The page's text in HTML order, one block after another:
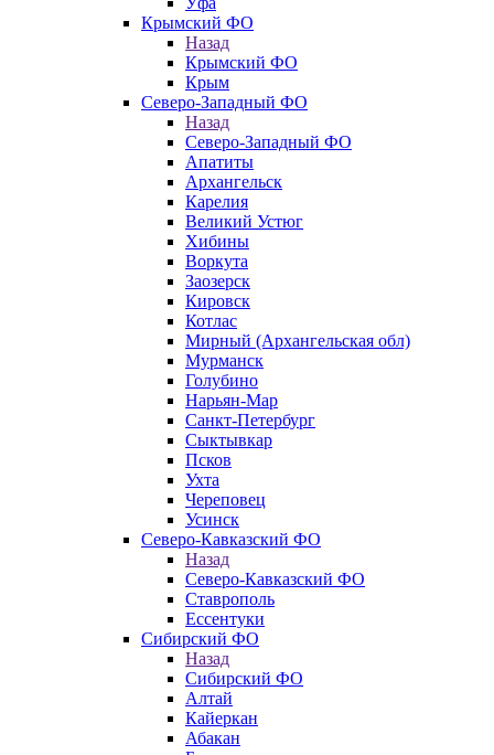
Крымский ФО
Назад
Крымский ФО
Крым
Северо-Западный ФО
Назад
Северо-Западный ФО
Апатиты
Архангельск
Карелия
Великий Устюг
Хибины
Воркута
Заозерск
Кировск
Котлас
Мирный (Архангельская обл)
Мурманск
Голубино
Нарьян-Мар
Санкт-Петербург
Сыктывкар
Псков
Ухта
Череповец
Усинск
Северо-Кавказский ФО
Назад
Северо-Кавказский ФО
Ставрополь
Ессентуки
Сибирский ФО
Назад
Сибирский ФО
Алтай
Кайеркан
Абакан